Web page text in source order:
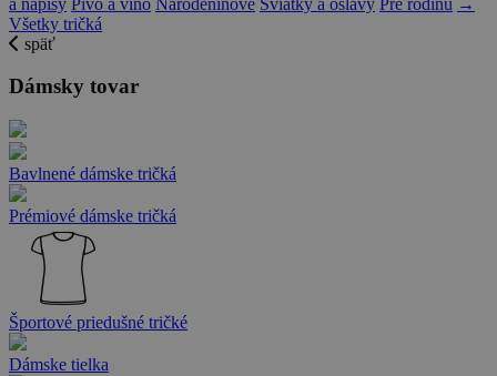
Všetky tričká
späť
Dámsky tovar
Bavlnené dámske tričká
Prémiové dámske tričká
Športové priedušné tričké
Dámske tielka